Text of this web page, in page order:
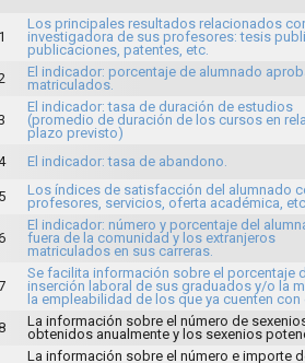
Los principales resultados relacionados
investigadora de sus profesores: tesis
publicaciones, patentes, etc.
El indicador: porcentaje de alumnado
matriculados.
El indicador: tasa de duración de estudios
(promedio de duración de los cursos en
plazo previsto)
El indicador: tasa de abandono.
Los índices de satisfacción del alumnado
profesores, servicios, oferta académica,
El indicador: número y porcentaje del
fuera de la comunidad y los extranjeros
matriculados en sus carreras.
Se facilita información sobre el porcentaje
inserción laboral de sus graduados y/o la
la empleabilidad de los que ya cuenten con
La información sobre el número de
obtenidos anualmente y los sexenios
La información sobre el número e importe